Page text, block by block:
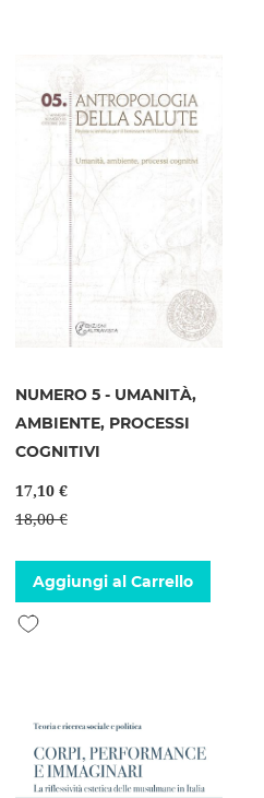
NUMERO 5 - UMANITÀ,
AMBIENTE, PROCESSI
COGNITIVI
17,10 €
18,00 €
Aggiungi al Carrello
Aggiungi alla lista desideri